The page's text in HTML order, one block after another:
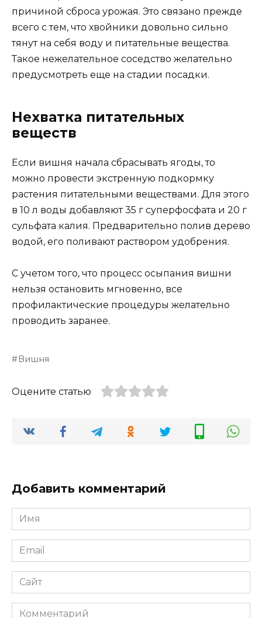
причиной сброса урожая. Это связано прежде
всего с тем, что хвойники довольно сильно
тянут на себя воду и питательные вещества.
Такое нежелательное соседство желательно
предусмотреть еще на стадии посадки.
Нехватка питательных
веществ
Если вишня начала сбрасывать ягоды, то
можно провести экстренную подкормку
растения питательными веществами. Для этого
в 10 л воды добавляют 35 г суперфосфата и 20 г
сульфата калия. Предварительно полив дерево
водой, его поливают раствором удобрения.
С учетом того, что процесс осыпания вишни
нельзя остановить мгновенно, все
профилактические процедуры желательно
проводить заранее.
Вишня
Оцените статью
Добавить комментарий
Имя
Email
Сайт
Комментарий